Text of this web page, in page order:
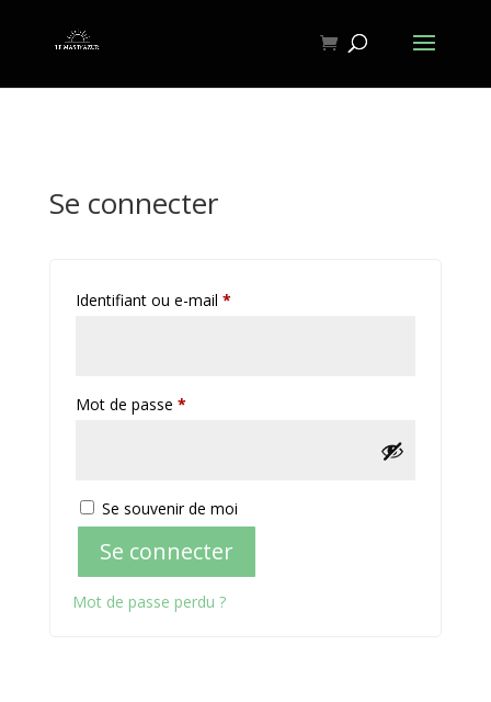
Se connecter
Identifiant ou e-mail *Obligatoire
Mot de passe *Obligatoire
Se souvenir de moi
Se connecter
Mot de passe perdu ?